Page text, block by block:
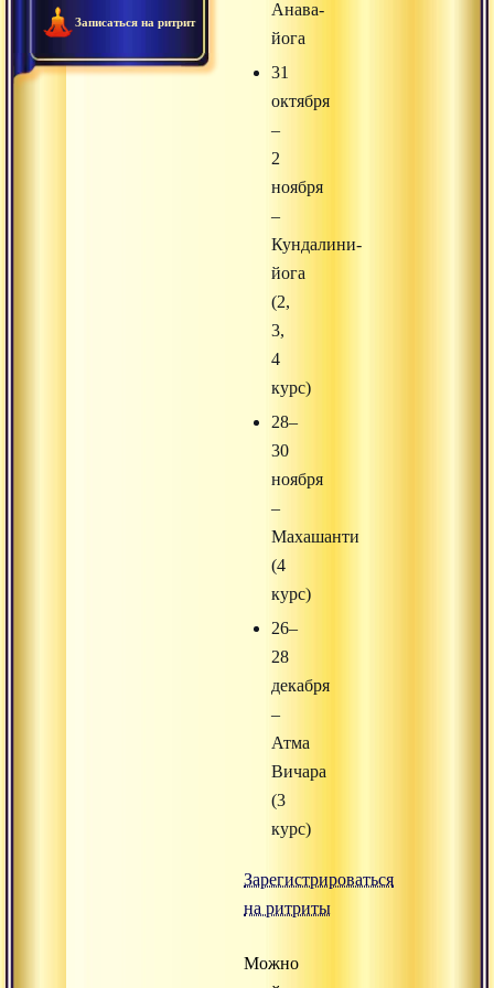
Записаться на ритрит
Анава-
йога
31
октября
–
2
ноября
–
Кундалини-
йога
(2,
3,
4
курс)
28–
30
ноября
–
Махашанти
(4
курс)
26–
28
декабря
–
Атма
Вичара
(3
курс)
Зарегистрироваться
на ритриты
Можно